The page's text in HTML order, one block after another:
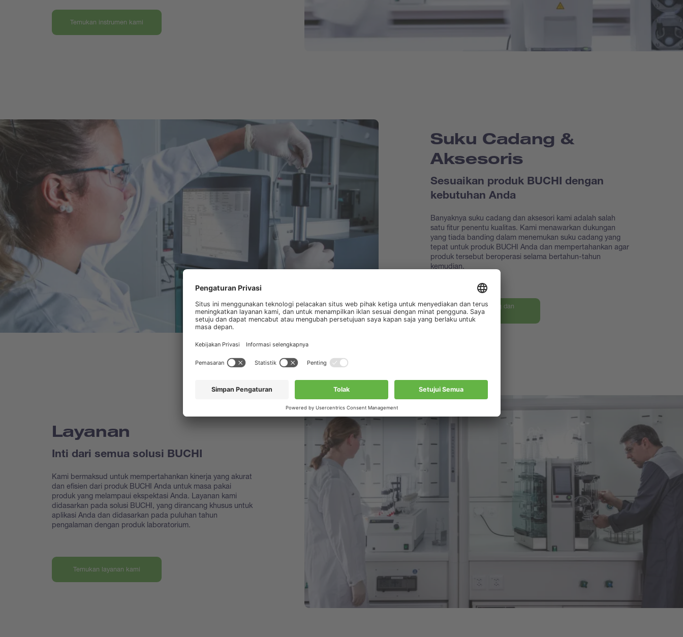
Temukan instrumen kami
Suku Cadang &
Aksesoris
Sesuaikan produk BUCHI dengan
kebutuhan Anda
Banyaknya suku cadang dan aksesori kami adalah salah
satu fitur penentu kualitas. Kami menawarkan dukungan
yang tiada banding dalam menemukan suku cadang yang
tepat untuk produk BUCHI Anda dan mempertahankan agar
produk tersebut beroperasi selama bertahun-tahun
kemudian.
Temukan suku cadang dan
aksesori kami
Layanan
Inti dari semua solusi BUCHI
Kami bermaksud untuk mempertahankan kinerja yang akurat
dan efisien dari produk BUCHI Anda untuk masa pakai
produk yang melampaui ekspektasi Anda. Layanan kami
didasarkan pada solusi BUCHI, yang dirancang khusus untuk
aplikasi Anda dan didasarkan pada puluhan tahun
pengalaman dengan produk laboratorium.
Temukan layanan kami